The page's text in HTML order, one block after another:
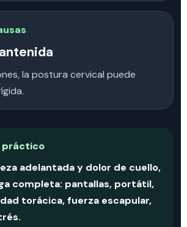
la postura cervical puede
práctico
adelantada y dolor de cuello,
completa: pantallas, portátil,
torácica, fuerza escapular,